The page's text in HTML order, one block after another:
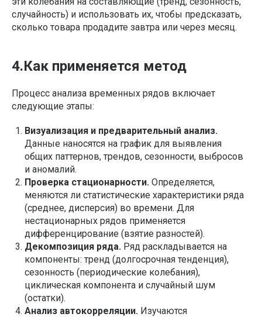
случайность) и использовать их, чтобы предсказать,
сколько товара продадите завтра или через месяц.
4.Как применяется метод
Процесс анализа временных рядов включает
следующие этапы:
Визуализация и предварительный анализ.
Данные наносятся на график для выявления
общих паттернов, трендов, сезонности, выбросов
и аномалий.
Проверка стационарности. Определяется,
меняются ли статистические характеристики ряда
(среднее, дисперсия) во времени. Для
нестационарных рядов применяется
дифференцирование (взятие разностей).
Декомпозиция ряда. Ряд раскладывается на
компоненты: тренд (долгосрочная тенденция),
сезонность (периодические колебания),
циклическая компонента и случайный шум
(остатки).
Анализ автокорреляции. Изучаются